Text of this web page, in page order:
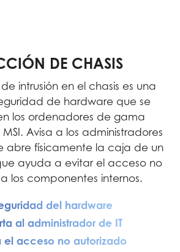
DE CHASIS
intrusión en el chasis es una
de hardware que se
los ordenadores de gama
Avisa a los administradores
abre físicamente la caja de un
ayuda a evitar el acceso no
los componentes internos.
del hardware
al administrador de IT
el acceso no autorizado